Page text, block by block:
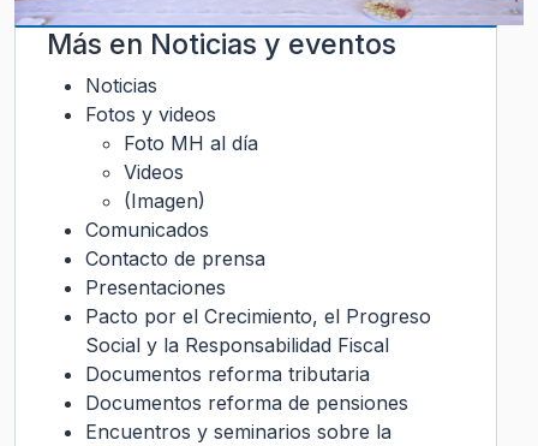
Más en Noticias y eventos
Noticias
Fotos y videos
Foto MH al día
Videos
(Imagen)
Comunicados
Contacto de prensa
Presentaciones
Pacto por el Crecimiento, el Progreso
Social y la Responsabilidad Fiscal
Documentos reforma tributaria
Documentos reforma de pensiones
Encuentros y seminarios sobre la